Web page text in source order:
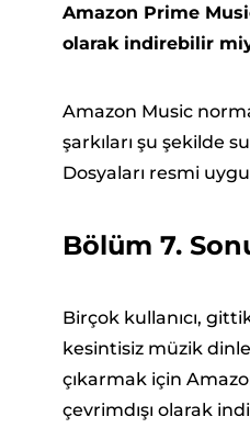
Amazon Prime
olarak indirebilir
Amazon Music
şarkıları şu şekilde
Dosyaları resmi
Bölüm 7.
Birçok kullanıcı,
kesintisiz müzik
çıkarmak için
çevrimdışı olarak